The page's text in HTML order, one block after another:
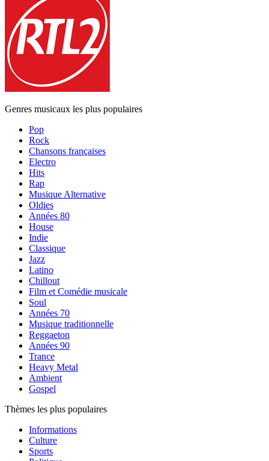
Genres musicaux les plus populaires
Pop
Rock
Chansons françaises
Electro
Hits
Rap
Musique Alternative
Oldies
Années 80
House
Indie
Classique
Jazz
Latino
Chillout
Film et Comédie musicale
Soul
Années 70
Musique traditionnelle
Reggaeton
Années 90
Trance
Heavy Metal
Ambient
Gospel
Thèmes les plus populaires
Informations
Culture
Sports